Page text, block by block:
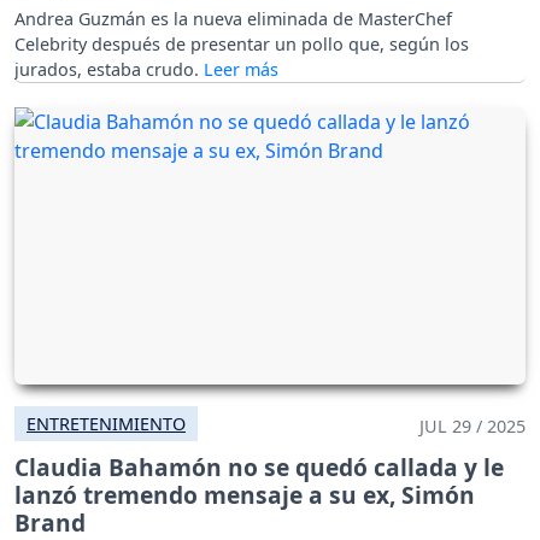
Andrea Guzmán es la nueva eliminada de MasterChef
Celebrity después de presentar un pollo que, según los
jurados, estaba crudo.
ENTRETENIMIENTO JUL 29 / 2025
Claudia Bahamón no se quedó callada y le
lanzó tremendo mensaje a su ex, Simón
Brand